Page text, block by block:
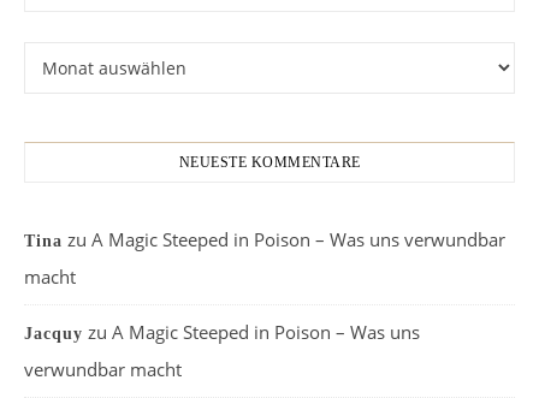
NEUESTE KOMMENTARE
Tina zu A Magic Steeped in Poison – Was uns verwundbar
macht
Jacquy zu A Magic Steeped in Poison – Was uns
verwundbar macht